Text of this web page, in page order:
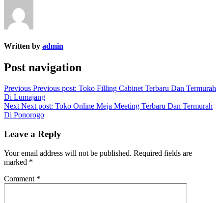
Written by admin
Post navigation
Previous Previous post: Toko Filling Cabinet Terbaru Dan Termurah
Di Lumajang
Next Next post: Toko Online Meja Meeting Terbaru Dan Termurah
Di Ponorogo
Leave a Reply
Your email address will not be published. Required fields are
marked *
Comment *